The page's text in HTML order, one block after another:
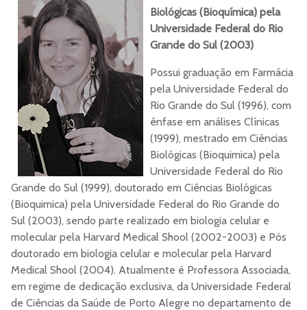
ORCID
Currículo Lattes
Site
Biológicas (Bioquímica) pela
Universidade Federal do Rio
Grande do Sul (2003)
Possui graduação em Farmácia
pela Universidade Federal do
Rio Grande do Sul (1996), com
ênfase em análises Clínicas
(1999), mestrado em Ciências
Biológicas (Bioquimica) pela
Universidade Federal do Rio
Grande do Sul (1999), doutorado em Ciências Biológicas
(Bioquimica) pela Universidade Federal do Rio Grande do
Sul (2003), sendo parte realizado em biologia celular e
molecular pela Harvard Medical Shool (2002-2003) e Pós
doutorado em biologia celular e molecular pela Harvard
Medical Shool (2004). Atualmente é Professora Associada,
em regime de dedicação exclusiva, da Universidade Federal
de Ciências da Saúde de Porto Alegre no departamento de